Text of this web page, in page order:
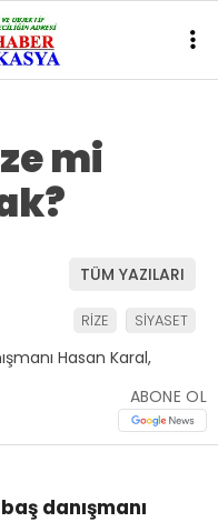
mi
TÜM YAZILARI
RİZE SİYASET
ABONE OL
danışmanı